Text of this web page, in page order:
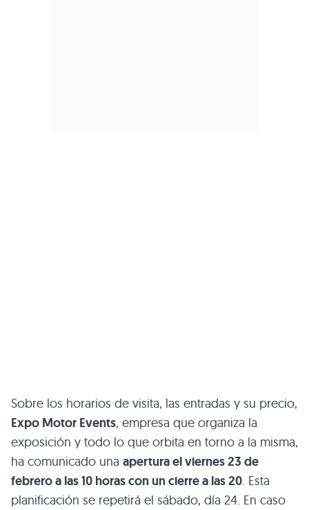
Sobre los horarios de visita, las entradas y su precio,
Expo Motor Events, empresa que organiza la
exposición y todo lo que orbita en torno a la misma,
ha comunicado una apertura el viernes 23 de
febrero a las 10 horas con un cierre a las 20 . Esta
planificación se repetirá el sábado, día 24. En caso